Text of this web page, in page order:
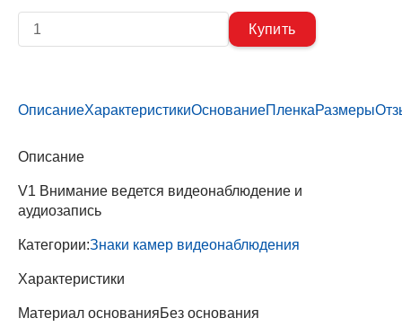
ОписаниеХарактеристикиОснованиеПленкаРазмеры
Описание
V1 Внимание ведется видеонаблюдение и
аудиозапись
Категории:Знаки камер видеонаблюдения
Характеристики
Материал основанияБез основания